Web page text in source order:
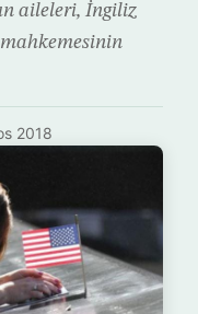
aileleri, İngiliz
2018